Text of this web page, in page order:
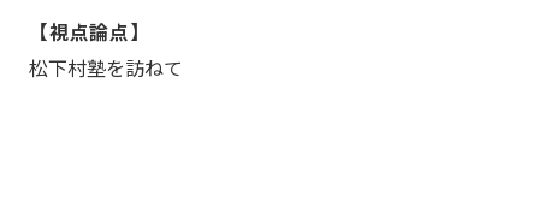
【視点論点】
松下村塾を訪ねて